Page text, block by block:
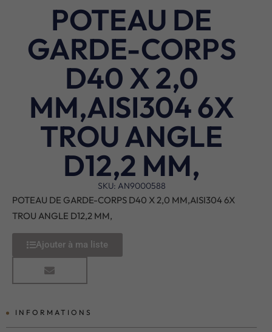
POTEAU DE
GARDE-CORPS
D40 X 2,0
MM,AISI304 6X
TROU ANGLE
D12,2 MM,
SKU: AN9000588
POTEAU DE GARDE-CORPS D40 X 2,0 MM,AISI304 6X
TROU ANGLE D12,2 MM,
Ajouter à ma liste
INFORMATIONS